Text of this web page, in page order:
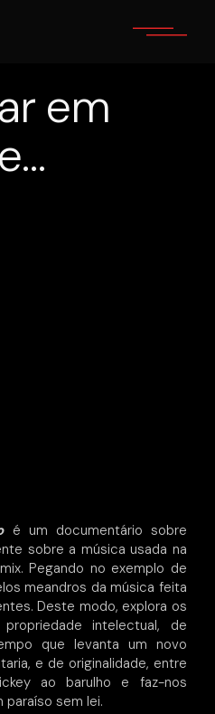
em
é um documentário sobre
sobre a música usada na
Pegando no exemplo de
meandros da música feita
Deste modo, explora os
intelectual, de
que levanta um novo
e de originalidade, entre
ao barulho e faz-nos
paraíso sem lei.